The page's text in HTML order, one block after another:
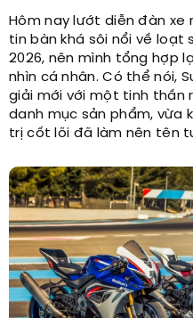
Hôm nay lướt diễn đàn
tin bàn khá sôi nổi về loạt
2026, nên mình tổng hợp
nhìn cá nhân. Có thể nói,
giải mới với một tinh thần
danh mục sản phẩm, vừa
trị cốt lõi đã làm nên tên